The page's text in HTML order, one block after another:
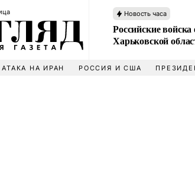
Новость часа
Российские
Харьковской
АТАКА НА ИРАН РОССИЯ И США